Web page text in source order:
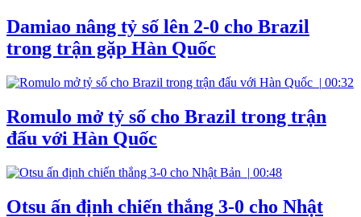
Damiao nâng tỷ số lên 2-0 cho Brazil
trong trận gặp Hàn Quốc
| 00:32
Romulo mở tỷ số cho Brazil trong trận
đấu với Hàn Quốc
| 00:48
Otsu ấn định chiến thắng 3-0 cho Nhật